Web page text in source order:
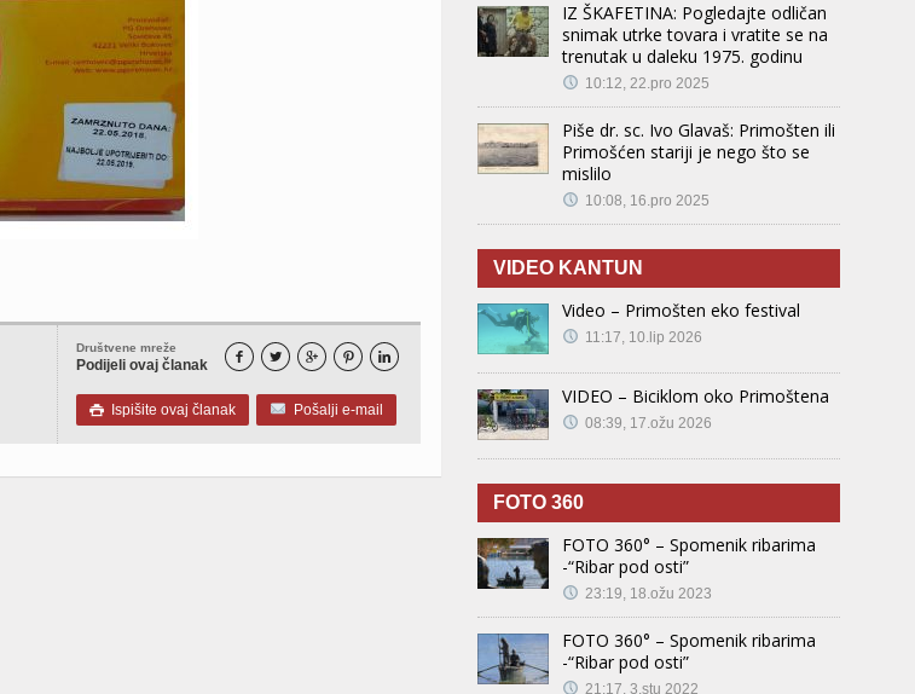
Društvene mreže
Podijeli ovaj članak     
 Ispišite ovaj članak Pošalji e-mail
IZ ŠKAFETINA: Pogledajte odličan
snimak utrke tovara i vratite se na
trenutak u daleku 1975. godinu
10:12, 22.pro 2025
Piše dr. sc. Ivo Glavaš: Primošten ili
Primošćen stariji je nego što se
mislilo
10:08, 16.pro 2025
VIDEO KANTUN
Video – Primošten eko festival
11:17, 10.lip 2026
VIDEO – Biciklom oko Primoštena
08:39, 17.ožu 2026
FOTO 360
FOTO 360° – Spomenik ribarima
-“Ribar pod osti”
23:19, 18.ožu 2023
FOTO 360° – Spomenik ribarima
-“Ribar pod osti”
21:17, 3.stu 2022